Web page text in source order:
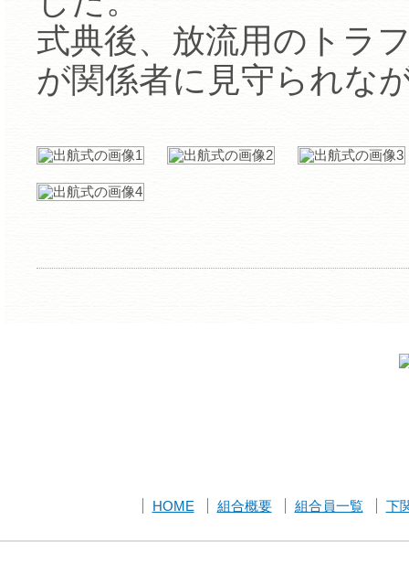
式典後、放流用のトラ
が関係者に見守られな
HOME 組合概要 組合員一覧 下